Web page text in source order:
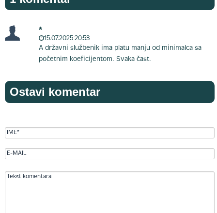
*
15.07.2025 20:53
A državni službenik ima platu manju od minimalca sa
početnim koeficijentom. Svaka čast.
Ostavi komentar